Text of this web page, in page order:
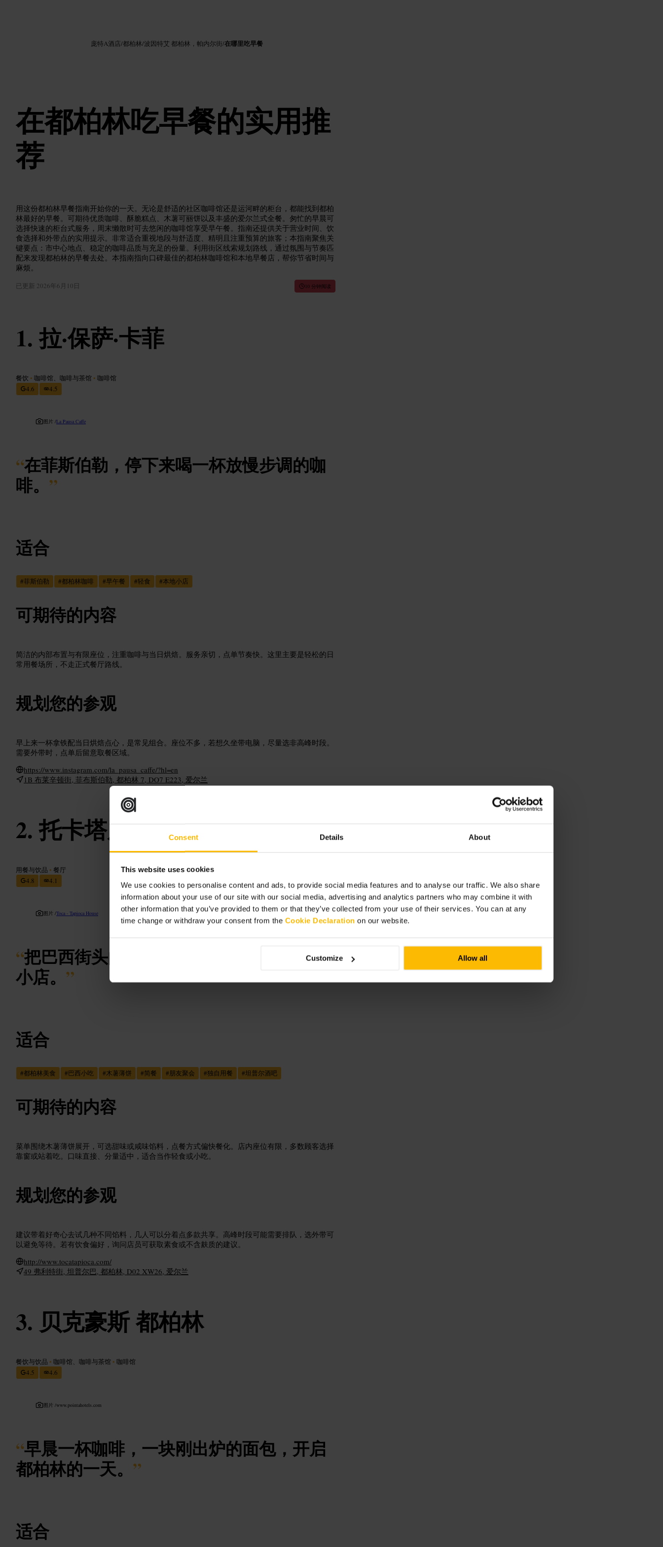
Consent Details About
This website uses cookies
We use cookies to personalise content and ads, to provide social media features and to analyse our traffic. We also share
information about your use of our site with our social media, advertising and analytics partners who may combine it with
other information that you’ve provided to them or that they’ve collected from your use of their services. You can at any
time change or withdraw your consent from the Cookie Declaration on our website.
Customize Allow all
庞特A酒店/都柏林/波因特艾 都柏林，帕内尔街/在哪里吃早餐
在都柏林吃早餐的实用推
荐
用这份都柏林早餐指南开始你的一天。无论是舒适的社区咖啡馆还是运河畔的柜台，都能找到都柏
林最好的早餐。可期待优质咖啡、酥脆糕点、木薯可丽饼以及丰盛的爱尔兰式全餐。匆忙的早晨可
选择快速的柜台式服务，周末懒散时可去悠闲的咖啡馆享受早午餐。指南还提供关于营业时间、饮
食选择和外带点的实用提示。非常适合重视地段与舒适度、精明且注重预算的旅客；本指南聚焦关
键要点：市中心地点、稳定的咖啡品质与充足的份量。利用街区线索规划路线，通过氛围与节奏匹
配来发现都柏林的早餐去处。本指南指向口碑最佳的都柏林咖啡馆和本地早餐店，帮你节省时间与
麻烦。
已更新 2026年6月10日 10 分钟阅读
拉·保萨·卡菲
餐饮 • 咖啡馆、咖啡与茶馆 • 咖啡馆
4.6
4.5
图片 /La Pausa Caffe
“在菲斯伯勒，停下来喝一杯放慢步调的咖
啡。 ”
适合
#菲斯伯勒 #都柏林咖啡 #早午餐 #轻食 #本地小店
可期待的内容
简洁的内部布置与有限座位，注重咖啡与当日烘焙。服务亲切，点单节奏快。这里主要是轻松的日
常用餐场所，不走正式餐厅路线。
规划您的参观
早上来一杯拿铁配当日烘焙点心，是常见组合。座位不多，若想久坐带电脑，尽量选非高峰时段。
需要外带时，点单后留意取餐区域。
https://www.instagram.com/la_pausa_caffe/?hl=en
1B 布莱辛顿街, 菲布斯伯勒, 都柏林 7, DO7 E223, 爱尔兰
托卡塔皮奥卡豪斯
用餐与饮品 • 餐厅
4.8
4.1
图片 /Toca - Tapioca House
“把巴西街头的木薯薄饼带到都柏林的随性
小店。 ”
适合
#都柏林美食 #巴西小吃 #木薯薄饼 #简餐 #朋友聚会 #独自用餐 #坦普尔酒吧
可期待的内容
菜单围绕木薯薄饼展开，可选甜味或咸味馅料，点餐方式偏快餐化。店内座位有限，多数顾客选择
靠窗或站着吃。口味直接、分量适中，适合当作轻食或小吃。
规划您的参观
建议带着好奇心去试几种不同馅料，几人可以分着点多款共享。高峰时段可能需要排队，选外带可
以避免等待。若有饮食偏好，询问店员可获取素食或不含麸质的建议。
http://www.tocatapioca.com/
49 弗利特街, 坦普尔巴, 都柏林, D02 XW26, 爱尔兰
贝克豪斯 都柏林
餐饮与饮品 • 咖啡馆、咖啡与茶馆 • 咖啡馆
4.5
4.6
图片 /www.pointahotels.com
“早晨一杯咖啡，一块刚出炉的面包，开启
都柏林的一天。 ”
适合